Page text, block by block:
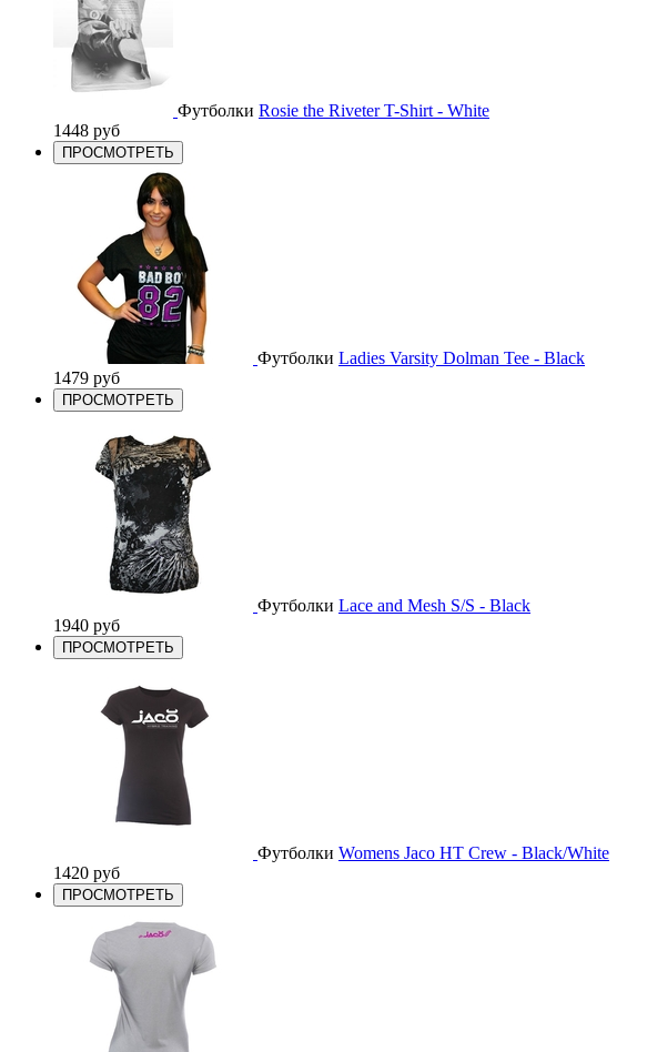
Футболки Rosie the Riveter T-Shirt - White
1448 руб
ПРОСМОТРЕТЬ
Футболки Ladies Varsity Dolman Tee - Black
1479 руб
ПРОСМОТРЕТЬ
Футболки Lace and Mesh S/S - Black
1940 руб
ПРОСМОТРЕТЬ
Футболки Womens Jaco HT Crew - Black/White
1420 руб
ПРОСМОТРЕТЬ